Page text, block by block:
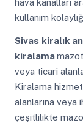
hava kanalları
kullanım
Sivas kiralık
kiralama
veya ticari
Kiralama
alanlarına veya
çeşitlilikte